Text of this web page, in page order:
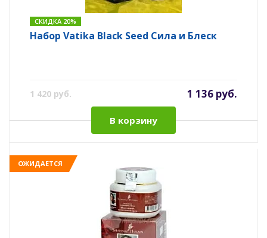
СКИДКА 20%
Набор Vatika Black Seed Сила и Блеск
1 420 руб. 1 136 руб.
В корзину
ОЖИДАЕТСЯ